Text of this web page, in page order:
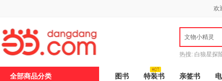
欢
文物小精灵
热搜: 白狼星探
全部商品分类 图书 特装书 亲签书
打
开
无
障